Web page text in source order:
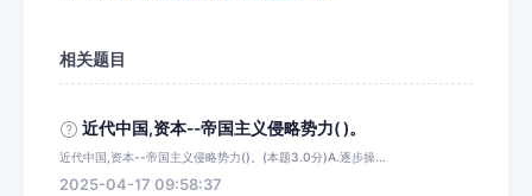
相关题目
近代中国,资本--帝国主义侵略势力( )。
近代中国,资本--帝国主义侵略势力()。(本题3.0分)A.逐步操...
2025-04-17 09:58:37